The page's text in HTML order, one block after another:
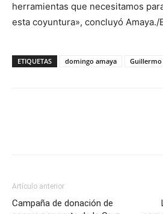
herramientas que necesitamos
esta coyuntura», concluyó Amaya./
ETIQUETAS domingo amaya Guillermo
Artículo anterior
Campaña de donación de